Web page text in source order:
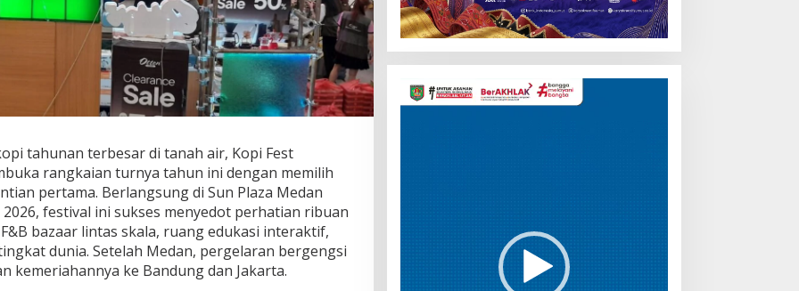
tahunan terbesar di tanah air, Kopi Fest
rangkaian turnya tahun ini dengan memilih
pertama. Berlangsung di Sun Plaza Medan
festival ini sukses menyedot perhatian ribuan
bazaar lintas skala, ruang edukasi interaktif,
dunia. Setelah Medan, pergelaran bergengsi
kemeriahannya ke Bandung dan Jakarta.
Pemutar
Video